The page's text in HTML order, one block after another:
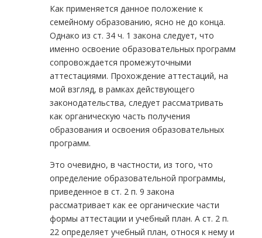
Как применяется данное положение к
семейному образованию, ясно не до конца.
Однако из ст. 34 ч. 1 закона следует, что
именно освоение образовательных программ
сопровождается промежуточными
аттестациями. Прохождение аттестаций, на
мой взгляд, в рамках действующего
законодательства, следует рассматривать
как органическую часть получения
образования и освоения образовательных
программ.
Это очевидно, в частности, из того, что
определение образовательной программы,
приведенное в ст. 2 п. 9 закона
рассматривает как ее органические части
формы аттестации и учебный план. А ст. 2 п.
22 определяет учебный план, относя к нему и